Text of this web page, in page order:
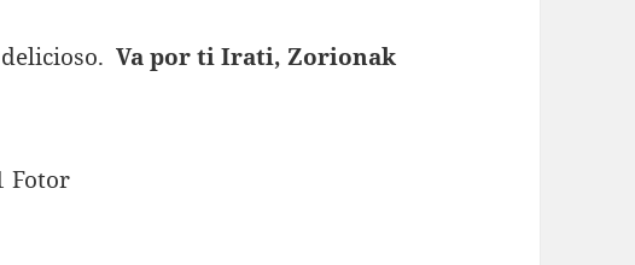
delicioso.Va por ti Irati, Zorionak